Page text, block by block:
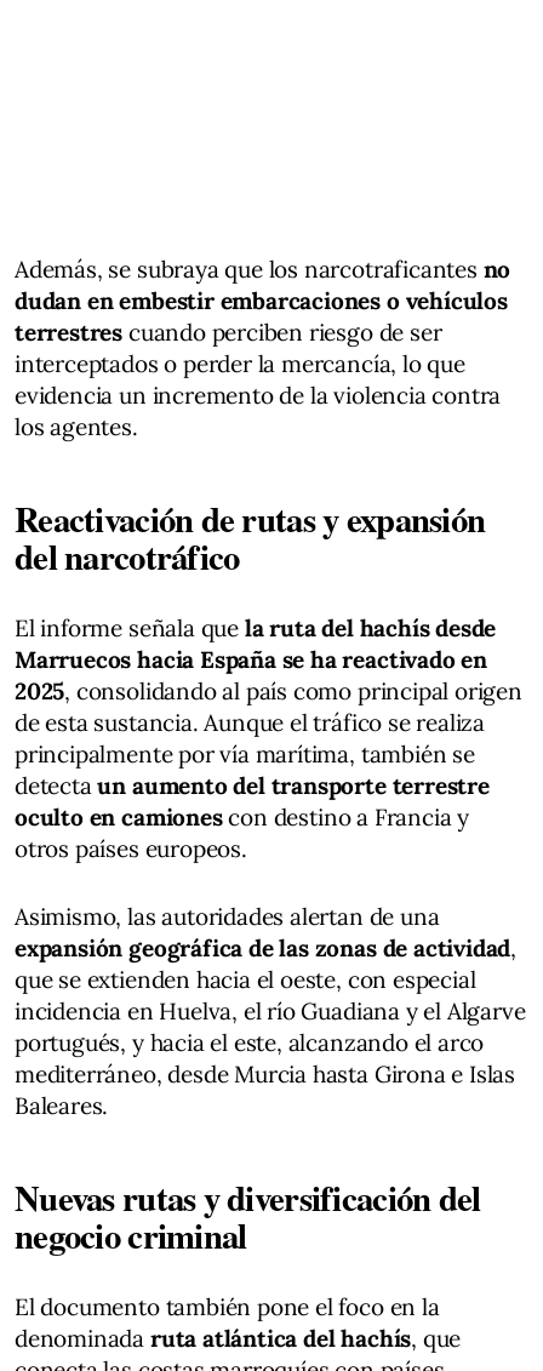
Además, se subraya que los narcotraficantes no
dudan en embestir embarcaciones o vehículos
terrestres cuando perciben riesgo de ser
interceptados o perder la mercancía, lo que
evidencia un incremento de la violencia contra
los agentes.
Reactivación de rutas y expansión
del narcotráfico
El informe señala que la ruta del hachís desde
Marruecos hacia España se ha reactivado en
2025, consolidando al país como principal origen
de esta sustancia. Aunque el tráfico se realiza
principalmente por vía marítima, también se
detectaun aumento del transporte terrestre
oculto en camionescon destino a Francia y
otros países europeos.
Asimismo, las autoridades alertan de una
expansión geográfica de las zonas de actividad,
que se extienden hacia el oeste, con especial
incidencia en Huelva, el río Guadiana y el Algarve
portugués, y hacia el este, alcanzando el arco
mediterráneo, desde Murcia hasta Girona e Islas
Baleares.
Nuevas rutas y diversificación del
negocio criminal
El documento también pone el foco en la
denominada ruta atlántica del hachís, que